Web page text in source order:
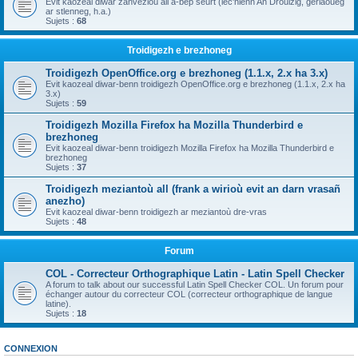
ar stlenneg, h.a.)
Sujets : 68
Troidigezh e brezhoneg
Troidigezh OpenOffice.org e brezhoneg (1.1.x, 2.x ha 3.x)
Evit kaozeal diwar-benn troidigezh OpenOffice.org e brezhoneg (1.1.x, 2.x ha
3.x)
Sujets : 59
Troidigezh Mozilla Firefox ha Mozilla Thunderbird e
brezhoneg
Evit kaozeal diwar-benn troidigezh Mozilla Firefox ha Mozilla Thunderbird e
brezhoneg
Sujets : 37
Troidigezh meziantoù all (frank a wirioù evit an darn vrasañ
anezho)
Evit kaozeal diwar-benn troidigezh ar meziantoù dre-vras
Sujets : 48
Forum
COL - Correcteur Orthographique Latin - Latin Spell Checker
A forum to talk about our successful Latin Spell Checker COL. Un forum pour
échanger autour du correcteur COL (correcteur orthographique de langue
latine).
Sujets : 18
CONNEXION